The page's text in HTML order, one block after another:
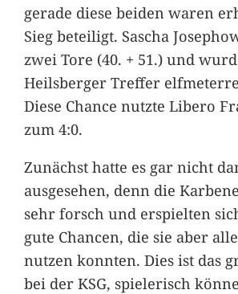
gerade diese beiden waren
Sieg beteiligt. Sascha
zwei Tore (40. + 51.) und
Heilsberger Treffer
Diese Chance nutzte Libero
zum 4:0.
Zunächst hatte es gar nicht
ausgesehen, denn die
sehr forsch und erspielten
gute Chancen, die sie aber
nutzen konnten. Dies ist das
bei der KSG, spielerisch